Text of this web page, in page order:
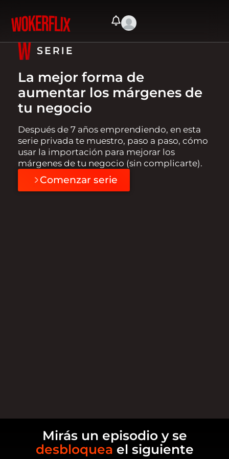
La mejor forma de
aumentar los márgenes de
tu negocio
Después de 7 años emprendiendo, en esta
serie privada te muestro, paso a paso, cómo
usar la importación para mejorar los
márgenes de tu negocio (sin complicarte).
Comenzar serie
Mirás un episodio y se
desbloquea el siguiente